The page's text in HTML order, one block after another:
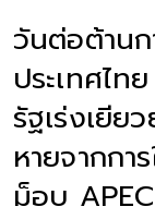
วันต่อต้าน
ประเทศไท
รัฐเร่งเยี
หายจากกา
ม็อบ